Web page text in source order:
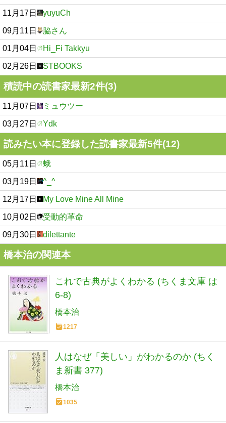
11月17日 yuyuCh
09月11日 脇さん
01月04日 Hi_Fi Takkyu
02月26日 STBOOKS
積読中の読書家最新2件(3)
11月07日 ミュウツー
03月27日 Ydk
読みたい本に登録した読書家最新5件(12)
05月11日 蛾
03月19日 ^_^
12月17日 My Love Mine All Mine
10月02日 受動的革命
09月30日 dilettante
橋本治の関連本
これで古典がよくわかる (ちくま文庫 は
6-8)
橋本治
1217
人はなぜ「美しい」がわかるのか (ちく
ま新書 377)
橋本治
1035